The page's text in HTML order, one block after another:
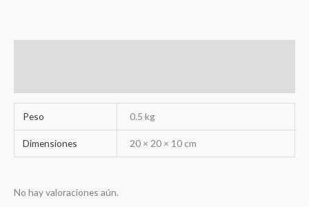
Peso 0.5 kg
Dimensiones 20 × 20 × 10 cm
No hay valoraciones aún.